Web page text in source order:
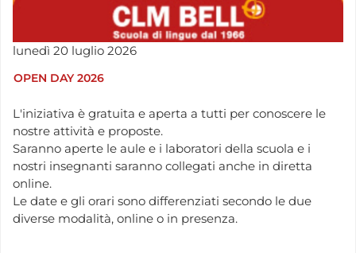
lunedì 20 luglio 2026
OPEN DAY 2026
L'iniziativa è gratuita e aperta a tutti per conoscere le
nostre attività e proposte.
Saranno aperte le aule e i laboratori della scuola e i
nostri insegnanti saranno collegati anche in diretta
online.
Le date e gli orari sono differenziati secondo le due
diverse modalità, online o in presenza.